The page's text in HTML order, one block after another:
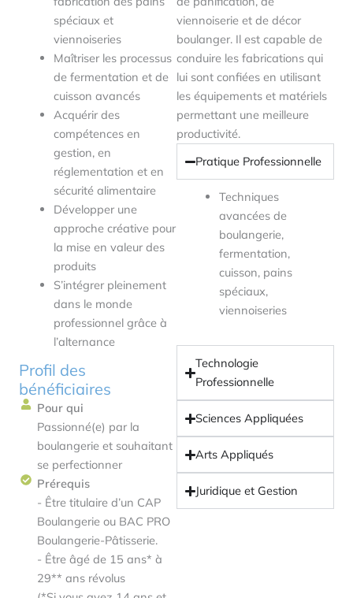
spéciaux et
viennoiseries
Maîtriser les processus
de fermentation et de
cuisson avancés
Acquérir des
compétences en
gestion, en
réglementation et en
sécurité alimentaire
Développer une
approche créative pour
la mise en valeur des
produits
S’intégrer pleinement
dans le monde
professionnel grâce à
l’alternance
Profil des
bénéficiaires
Pour qui
Passionné(e) par la
boulangerie et souhaitant
se perfectionner
Prérequis
- Être titulaire d’un CAP
Boulangerie ou BAC PRO
Boulangerie-Pâtisserie.
- Être âgé de 15 ans* à
29** ans révolus
viennoiserie et de décor
boulanger. Il est capable de
conduire les fabrications qui
lui sont confiées en utilisant
les équipements et matériels
permettant une meilleure
productivité.
Pratique Professionnelle
Techniques
avancées de
boulangerie,
fermentation,
cuisson, pains
spéciaux,
viennoiseries
Technologie
Professionnelle
Sciences Appliquées
Arts Appliqués
Juridique et Gestion